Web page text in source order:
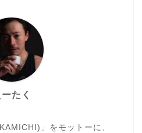
ーたく
」をモットーに、